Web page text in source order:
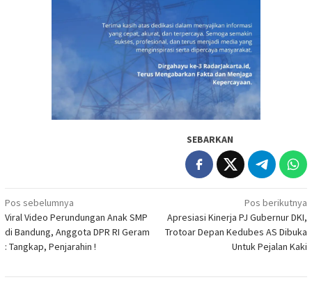
SEBARKAN
Navigasi
pos
Pos sebelumnya
Viral Video Perundungan Anak SMP
di Bandung, Anggota DPR RI Geram
: Tangkap, Penjarahin !
Pos berikutnya
Apresiasi Kinerja PJ Gubernur DKI,
Trotoar Depan Kedubes AS Dibuka
Untuk Pejalan Kaki